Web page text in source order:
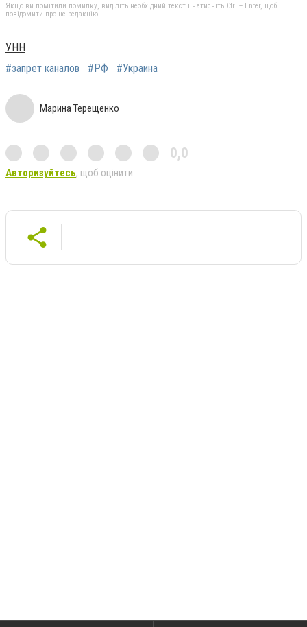
Якщо ви помітили помилку, виділіть необхідний текст і натисніть Ctrl + Enter, щоб
повідомити про це редакцію
УНН
#запрет каналов
#РФ #Украина
Марина Терещенко
0,0
Авторизуйтесь, щоб оцінити